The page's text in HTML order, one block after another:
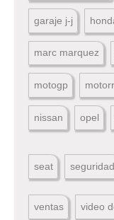
garaje j-j
marc marquez
motogp
nissan opel
seat seguridad
ventas video